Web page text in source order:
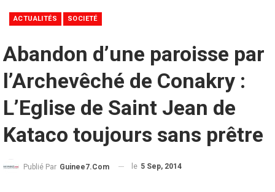
ACTUALITÉS SOCIETÉ
Abandon d’une paroisse par
l’Archevêché de Conakry :
L’Eglise de Saint Jean de
Kataco toujours sans prêtre
Publié Par Guinee7.com le 5 Sep, 2014